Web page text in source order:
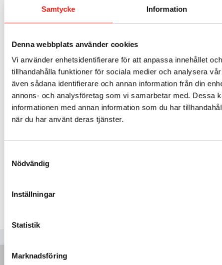
Samtycke Information
Denna webbplats använder cookies
Vi använder enhetsidentifierare för att anpassa innehållet
tillhandahålla funktioner för sociala medier och analysera
även sådana identifierare och annan information från din
annons- och analysföretag som vi samarbetar med. Dessa
informationen med annan information som du har
när du har använt deras tjänster.
Nödvändig
Inställningar
Statistik
Marknadsföring
1 182kr